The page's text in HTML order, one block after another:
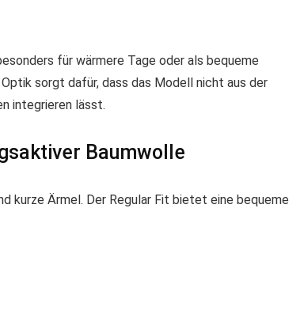
für wärmere Tage oder als bequeme
sorgt dafür, dass das Modell nicht aus der
integrieren lässt.
Baumwolle
kurze Ärmel. Der Regular Fit bietet eine bequeme